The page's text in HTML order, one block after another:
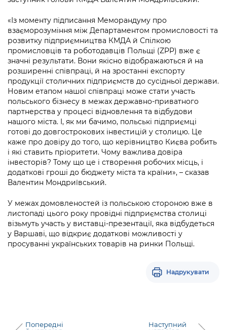
Підприємства, установи, організації
Kyiv International Relations
Річні звіти
Гендерна політика
Безбар'єрність
Київська міська військова адміністрація
Портал Захисників та Захисниць
Безбар'єрність
Портал послуг
Міський застосунок Київ Цифровий
Важливе під час воєнного стану
Важливе під час воєнного стану
Портал даних Києва
Публічні дашборди
«Із моменту підписання Меморандуму про
взаєморозуміння між Департаментом промисловості та
розвитку підприємництва КМДА й Спілкою
промисловців та роботодавців Польщі (ZPP) вже є
значні результати. Вони якісно відображаються й на
розширенні співпраці, й на зростанні експорту
продукції столичних підприємств до сусідньої держави.
Новим етапом нашої співпраці може стати участь
польського бізнесу в межах державно-приватного
партнерства у процесі відновлення та відбудови
нашого міста. І, як ми бачимо, польські підприємці
готові до довгострокових інвестицій у столицю. Це
каже про довіру до того, що керівництво Києва робить
і які ставить пріоритети. Чому важлива довіра
інвесторів? Тому що це і створення робочих місць, і
додаткові гроші до бюджету міста та країни», – сказав
Валентин Мондриївський.
У межах домовленостей із польською стороною вже в
листопаді цього року провідні підприємства столиці
візьмуть участь у виставці-презентації, яка відбудеться
у Варшаві, що відкриє додаткові можливості у
просуванні українських товарів на ринки Польщі.
Надрукувати
Попередні
Наступний